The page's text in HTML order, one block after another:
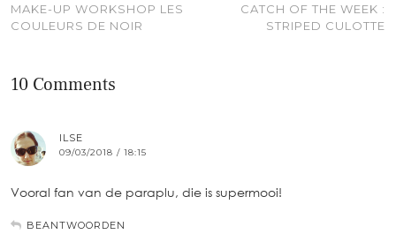
MAKE-UP WORKSHOP LES
COULEURS DE NOIR
CATCH OF THE WEEK :
STRIPED CULOTTE
10 Comments
ILSE
09/03/2018 / 18:15
Vooral fan van de paraplu, die is supermooi!
BEANTWOORDEN